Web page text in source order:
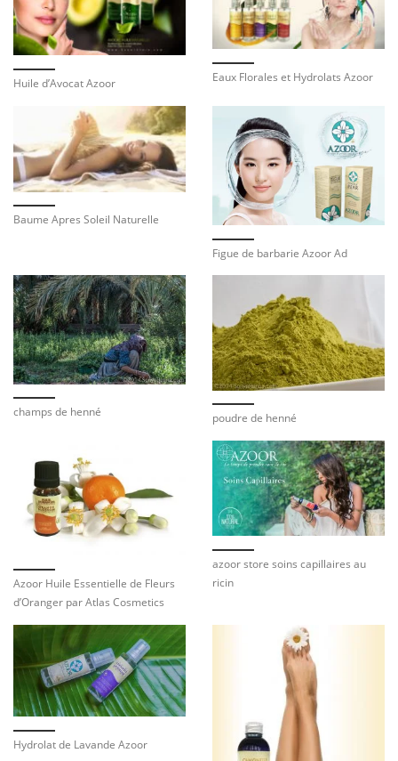
Huile d’Avocat Azoor Eaux Florales et Hydrolats Azoor
Baume Apres Soleil Naturelle
Figue de barbarie Azoor Ad
champs de henné poudre de henné
Azoor Huile Essentielle de Fleurs
d’Oranger par Atlas Cosmetics
azoor store soins capillaires au
ricin
Hydrolat de Lavande Azoor